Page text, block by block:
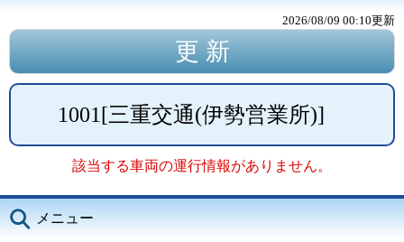
2026/08/09 00:10更新
1001[三重交通(伊勢営業所)]
該当する車両の運行情報がありません。
メニュー